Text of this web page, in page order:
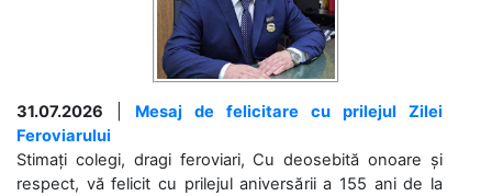
31.07.2026
Mesaj de felicitare cu prilejul Zilei
Feroviarului
Stimați colegi, dragi feroviari, Cu deosebită onoare și
respect, vă felicit cu prilejul aniversării a 155 ani de la